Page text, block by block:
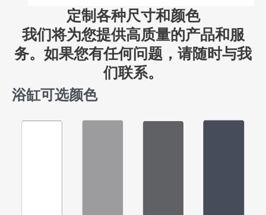
定制各种尺寸和颜色
我们将为您提供高质量的产品和服
务。如果您有任何问题，请随时与我
们联系。
浴缸可选颜色